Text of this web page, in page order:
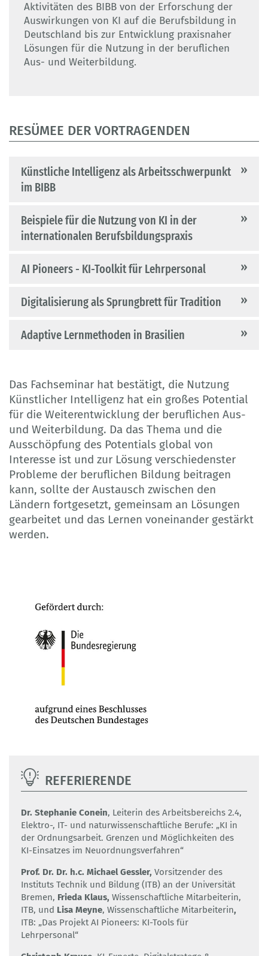
Aktivitäten des BIBB von der Erforschung der
Auswirkungen von KI auf die Berufsbildung in
Deutschland bis zur Entwicklung praxisnaher
Lösungen für die Nutzung in der beruflichen
Aus- und Weiterbildung.
RESÜMEE DER VORTRAGENDEN
Künstliche Intelligenz als Arbeitsschwerpunkt
im BIBB
Beispiele für die Nutzung von KI in der
internationalen Berufsbildungspraxis
AI Pioneers - KI-Toolkit für Lehrpersonal
Digitalisierung als Sprungbrett für Tradition
Adaptive Lernmethoden in Brasilien
Das Fachseminar hat bestätigt, die Nutzung
Künstlicher Intelligenz hat ein großes Potential
für die Weiterentwicklung der beruflichen Aus-
und Weiterbildung. Da das Thema und die
Ausschöpfung des Potentials global von
Interesse ist und zur Lösung verschiedenster
Probleme der beruflichen Bildung beitragen
kann, sollte der Austausch zwischen den
Ländern fortgesetzt, gemeinsam an Lösungen
gearbeitet und das Lernen voneinander gestärkt
werden.
REFERIERENDE
Dr. Stephanie Conein, Leiterin des Arbeitsbereichs 2.4,
Elektro-, IT- und naturwissenschaftliche Berufe: „KI in
der Ordnungsarbeit. Grenzen und Möglichkeiten des
KI-Einsatzes im Neuordnungsverfahren“
Prof. Dr. Dr. h.c. Michael Gessler, Vorsitzender des
Instituts Technik und Bildung (ITB) an der Universität
Bremen, Frieda Klaus, Wissenschaftliche Mitarbeiterin,
ITB, und Lisa Meyne, Wissenschaftliche Mitarbeiterin,
ITB: „Das Projekt AI Pioneers: KI-Tools für
Lehrpersonal“